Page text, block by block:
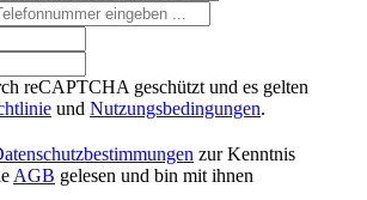
reCAPTCHA geschützt und es gelten
und Nutzungsbedingungen.
zur Kenntnis
AGB gelesen und bin mit ihnen